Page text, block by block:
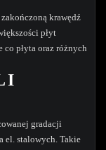
krawędź
płyt
co płyta oraz różnych
gradacji
el. stalowych. Takie